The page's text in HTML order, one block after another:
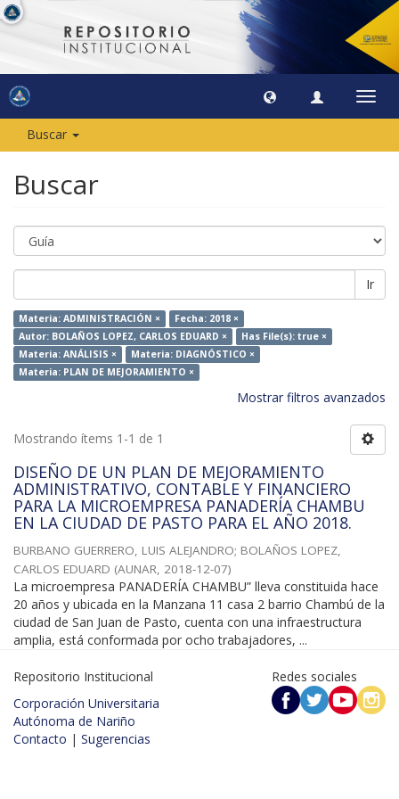
Buscar
Buscar
Ir
Materia: ADMINISTRACIÓN ×
Fecha: 2018 ×
Autor: BOLAÑOS LOPEZ, CARLOS EDUARD ×
Has File(s): true ×
Materia: ANÁLISIS ×
Materia: DIAGNÓSTICO ×
Materia: PLAN DE MEJORAMIENTO ×
Mostrar filtros avanzados
Mostrando ítems 1-1 de 1
DISEÑO DE UN PLAN DE MEJORAMIENTO
ADMINISTRATIVO, CONTABLE Y FINANCIERO
PARA LA MICROEMPRESA PANADERÍA CHAMBU
EN LA CIUDAD DE PASTO PARA EL AÑO 2018.
BURBANO GUERRERO, LUIS ALEJANDRO; BOLAÑOS LOPEZ,
CARLOS EDUARD (AUNAR, 2018-12-07)
La microempresa PANADERÍA CHAMBU” lleva constituida hace
20 años y ubicada en la Manzana 11 casa 2 barrio Chambú de la
ciudad de San Juan de Pasto, cuenta con una infraestructura
amplia, está conformada por ocho trabajadores, ...
Repositorio Institucional
Corporación Universitaria
Autónoma de Nariño
Contacto | Sugerencias
Redes sociales